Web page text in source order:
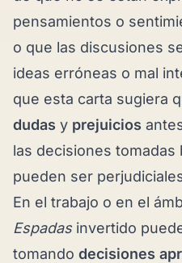
pensamientos o
o que las discusiones
ideas erróneas o mal
que esta carta sugiera
dudas y prejuicios
las decisiones
pueden ser
En el trabajo o en el
Espadasinvertido
tomando decisiones